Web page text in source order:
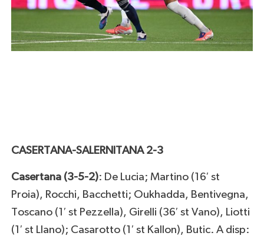
CASERTANA-SALERNITANA 2-3
Casertana (3-5-2): De Lucia; Martino (16′ st
Proia), Rocchi, Bacchetti; Oukhadda, Bentivegna,
Toscano (1′ st Pezzella), Girelli (36′ st Vano), Liotti
(1′ st Llano); Casarotto (1′ st Kallon), Butic. A disp: